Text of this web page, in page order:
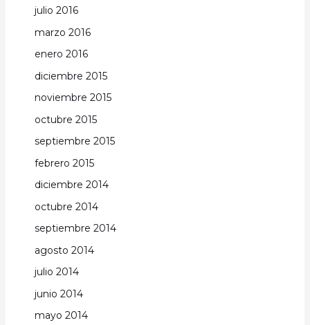
julio 2016
marzo 2016
enero 2016
diciembre 2015
noviembre 2015
octubre 2015
septiembre 2015
febrero 2015
diciembre 2014
octubre 2014
septiembre 2014
agosto 2014
julio 2014
junio 2014
mayo 2014